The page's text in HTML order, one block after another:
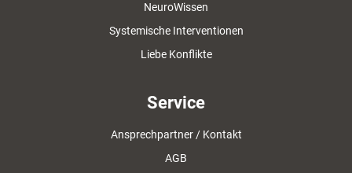
NeuroWissen
Systemische Interventionen
Liebe Konflikte
Service
Ansprechpartner / Kontakt
AGB